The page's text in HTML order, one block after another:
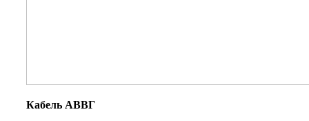
Кабель АВВГ